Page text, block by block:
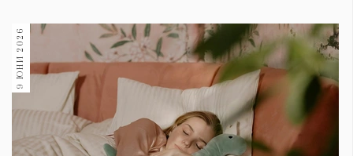
9 ЮНИ 2026